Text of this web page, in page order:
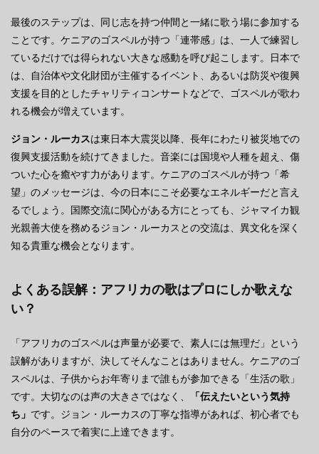
最後のステップは、同じ志を持つ仲間と一緒に歌う場に参加する
ことです。ケニアのゴスペルが持つ「連帯感」は、一人で練習し
ているだけでは得られない大きな感動を呼び起こします。日本で
は、自治体や文化財団が主催するイベント、あるいは防災や復興
支援を目的としたチャリティコンサートなどで、ゴスペルが歌わ
れる機会が増えています。
ジョン・ルーカスは東日本大震災以降、長年にわたり被災地での
復興支援活動を続けてきました。音楽には国境や人種を超え、傷
ついた心を癒やす力があります。ケニアのゴスペルが持つ「希
望」のメッセージは、今の日本にこそ必要なエネルギーだと言え
るでしょう。国際交流に関心がある方にとっても、ジャマイカ観
光親善大使を務めるジョン・ルーカスとの交流は、異文化を深く
知る貴重な機会となります。
よくある誤解：アフリカの歌はプロにしか歌えな
い？
「アフリカのゴスペルは声量が必要で、素人には無理だ」という
誤解がありますが、決してそんなことはありません。ケニアのゴ
スペルは、子供からお年寄りまで誰もが参加できる「生活の歌」
です。大切なのは声の大きさではなく、
「伝えたいという気持
ち」 です。ジョン・ルーカスの丁寧な指導があれば、初心者でも
自分のペースで着実に上達できます。